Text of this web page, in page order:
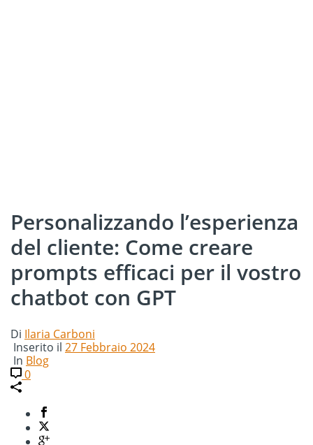
Personalizzando l’esperienza
del cliente: Come creare
prompts efficaci per il vostro
chatbot con GPT
Di Ilaria Carboni
Inserito il 27 Febbraio 2024
In Blog
0